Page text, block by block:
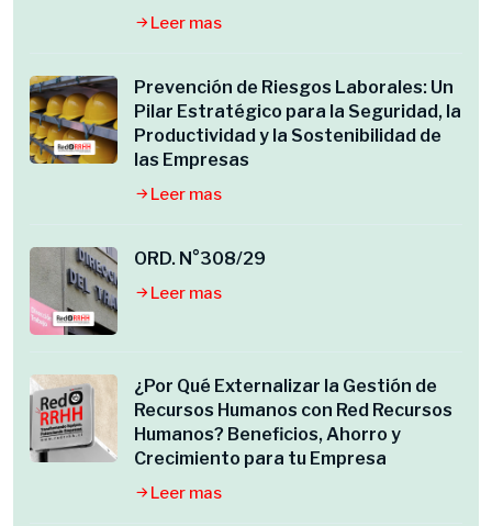
Leer mas
Prevención de Riesgos Laborales: Un
Pilar Estratégico para la Seguridad, la
Productividad y la Sostenibilidad de
las Empresas
Leer mas
ORD. N°308/29
Leer mas
¿Por Qué Externalizar la Gestión de
Recursos Humanos con Red Recursos
Humanos? Beneficios, Ahorro y
Crecimiento para tu Empresa
Leer mas